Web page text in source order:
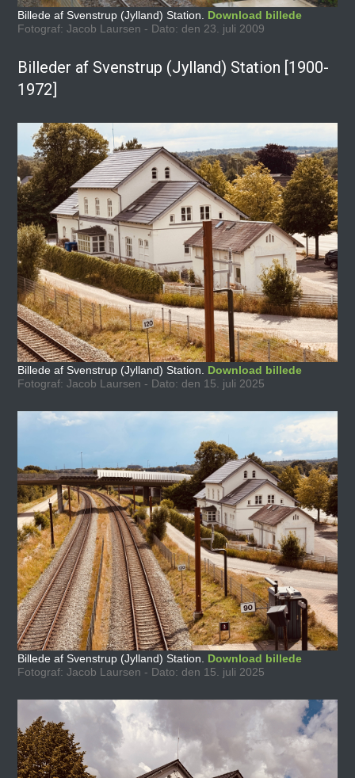
Billede af Svenstrup (Jylland) Station. Download billede
Fotograf: Jacob Laursen - Dato: den 23. juli 2009
Billeder af Svenstrup (Jylland) Station [1900-
1972]
Billede af Svenstrup (Jylland) Station. Download billede
Fotograf: Jacob Laursen - Dato: den 15. juli 2025
Billede af Svenstrup (Jylland) Station. Download billede
Fotograf: Jacob Laursen - Dato: den 15. juli 2025